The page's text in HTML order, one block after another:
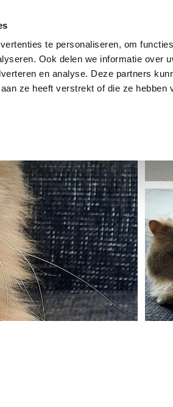
te personaliseren, om
Ook delen we informatie over
en analyse. Deze partners
ze heeft verstrekt of die ze hebben
werkt het?